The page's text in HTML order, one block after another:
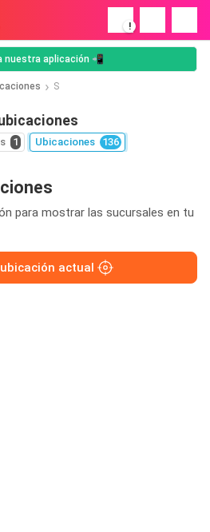
!
nuestra aplicación 📲
S
1 Ubicaciones 136
para mostrar las sucursales en tu
actual